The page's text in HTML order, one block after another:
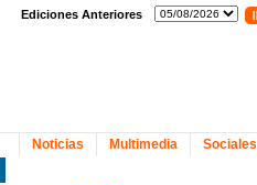
Ediciones Anteriores
Noticias Multimedia Sociales